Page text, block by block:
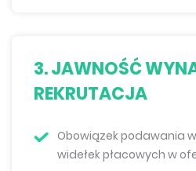
3. JAWNOŚĆ
REKRUTACJA
Obowiązek podawania
widełek płacowych w